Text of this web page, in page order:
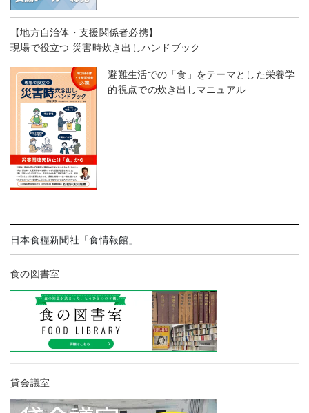
【地方自治体・支援関係者必携】
現場で役立つ 災害時炊き出しハンドブック
避難生活での「食」をテーマとした栄養学
的視点での炊き出しマニュアル
日本食糧新聞社「食情報館」
食の図書室
貸会議室